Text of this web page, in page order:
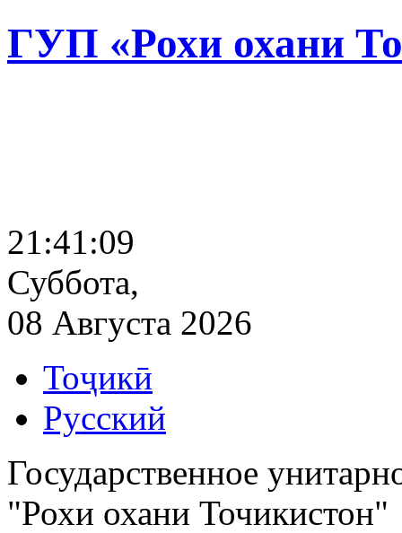
ГУП «Рохи охани
21:41:10
Суббота,
08 Августа 2026
Тоҷикӣ
Русский
Государственное
"Рохи охани Точикистон"